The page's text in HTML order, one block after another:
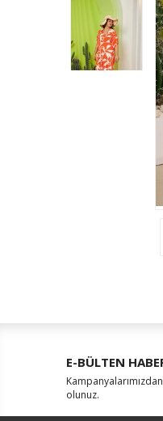
E-BÜLTEN
olunuz.